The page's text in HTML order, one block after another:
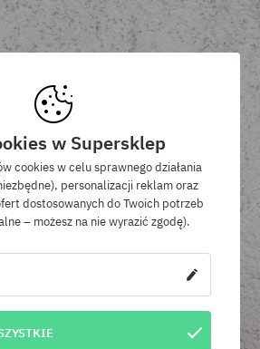
w Supersklep
cookies w celu sprawnego działania
personalizacji reklam oraz
dostosowanych do Twoich potrzeb
– możesz na nie wyrazić zgodę).